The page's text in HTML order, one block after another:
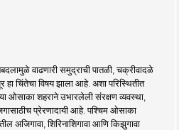
वाढणारी समुद्राची पातळी, चक्रीवादळे
हा चिंतेचा विषय झाला आहे. अशा परिस्थितीत
ओसाका शहराने उभारलेली संरक्षण व्यवस्था,
प्रेरणादायी आहे. पश्चिम ओसाका
अजिगावा, शिरिनाशिगावा आणि किझुगावा